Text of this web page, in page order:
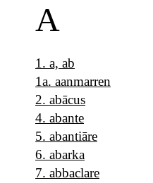
A
1 . a, ab
1a. aanmarren
2. abācus
4. abante
5. abantiāre
6. abarka
7. abbaclare